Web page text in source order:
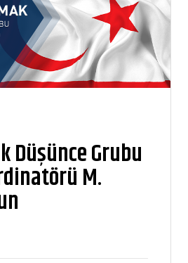
Düşünce Grubu
M.